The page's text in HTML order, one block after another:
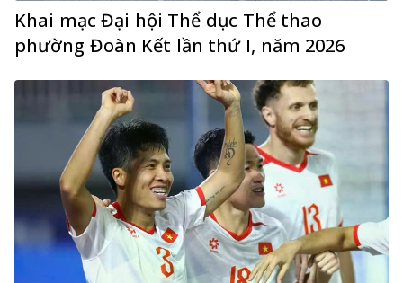
Khai mạc Đại hội Thể dục Thể thao
phường Đoàn Kết lần thứ I, năm 2026